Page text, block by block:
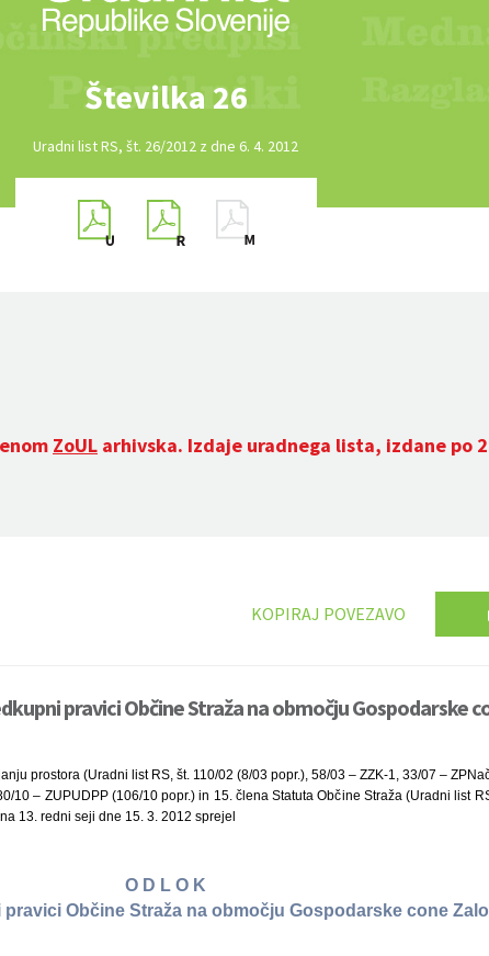
Številka 26
Uradni list RS, št. 26/2012 z dne 6. 4. 2012
ZoUL arhivska. Izdaje uradnega lista, izdane po
KOPIRAJ POVEZAVO
pravici Občine Straža na območju Gospodarske
prostora (Uradni list RS, št. 110/02 (8/03 popr.), 58/03 – ZZK-1, 33/07 –
10 – ZUPUDPP (106/10 popr.) in 15. člena Statuta Občine Straža (Uradni list
13. redni seji dne 15. 3. 2012 sprejel
O D L O K
Občine Straža na območju Gospodarske cone